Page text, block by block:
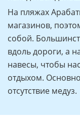
находиться
На пляжах
магазинов,
собой.
вдоль дороги, а
навесы, чтобы
отдыхом.